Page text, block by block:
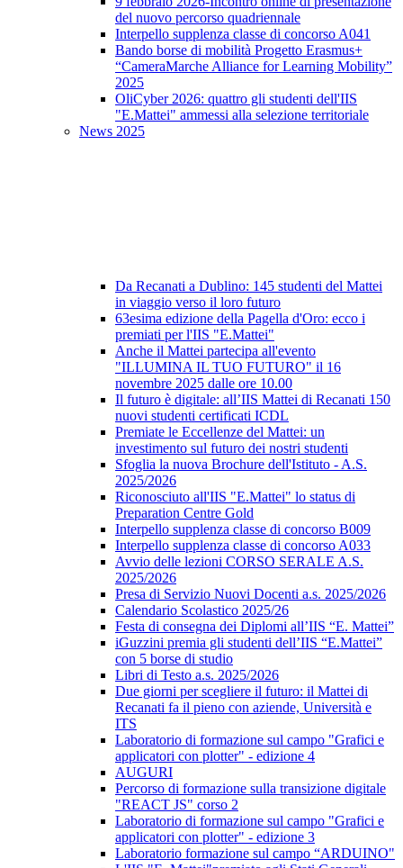
del nuovo percorso quadriennale
Interpello supplenza classe di concorso A041
Bando borse di mobilità Progetto Erasmus+
“CameraMarche Alliance for Learning Mobility”
2025
OliCyber 2026: quattro gli studenti dell'IIS
"E.Mattei" ammessi alla selezione territoriale
News 2025
Da Recanati a Dublino: 145 studenti del Mattei
in viaggio verso il loro futuro
63esima edizione della Pagella d'Oro: ecco i
premiati per l'IIS "E.Mattei"
Anche il Mattei partecipa all'evento
"ILLUMINA IL TUO FUTURO" il 16
novembre 2025 dalle ore 10.00
Il futuro è digitale: all’IIS Mattei di Recanati 150
nuovi studenti certificati ICDL
Premiate le Eccellenze del Mattei: un
investimento sul futuro dei nostri studenti
Sfoglia la nuova Brochure dell'Istituto - A.S.
2025/2026
Riconosciuto all'IIS "E.Mattei" lo status di
Preparation Centre Gold
Interpello supplenza classe di concorso B009
Interpello supplenza classe di concorso A033
Avvio delle lezioni CORSO SERALE A.S.
2025/2026
Presa di Servizio Nuovi Docenti a.s. 2025/2026
Calendario Scolastico 2025/26
Festa di consegna dei Diplomi all’IIS “E. Mattei”
iGuzzini premia gli studenti dell’IIS “E.Mattei”
con 5 borse di studio
Libri di Testo a.s. 2025/2026
Due giorni per scegliere il futuro: il Mattei di
Recanati fa il pieno con aziende, Università e
ITS
Laboratorio di formazione sul campo "Grafici e
applicatori con plotter" - edizione 4
AUGURI
Percorso di formazione sulla transizione digitale
"REACT JS" corso 2
Laboratorio di formazione sul campo "Grafici e
applicatori con plotter" - edizione 3
Laboratorio formazione sul campo “ARDUINO"